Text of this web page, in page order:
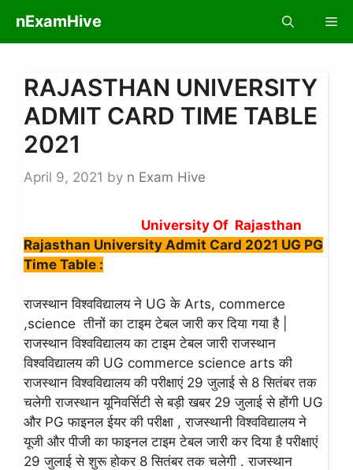
content
nExamHive
RAJASTHAN UNIVERSITY
ADMIT CARD TIME TABLE
2021
April 9, 2021 by n Exam Hive
University Of Rajasthan
Rajasthan University Admit Card 2021 UG PG
Time Table :
राजस्थान विश्वविद्यालय ने UG के Arts, commerce
,science तीनों का टाइम टेबल जारी कर दिया गया है |
राजस्थान विश्वविद्यालय का टाइम टेबल जारी राजस्थान
विश्वविद्यालय की UG commerce science arts की
राजस्थान विश्वविद्यालय की परीक्षाएं 29 जुलाई से 8 सितंबर तक
चलेगी राजस्थान यूनिवर्सिटी से बड़ी खबर 29 जुलाई से होंगी UG
और PG फाइनल ईयर की परीक्षा , राजस्थानी विश्वविद्यालय ने
यूजी और पीजी का फाइनल टाइम टेबल जारी कर दिया है परीक्षाएं
29 जुलाई से शुरू होकर 8 सितंबर तक चलेगी . राजस्थान